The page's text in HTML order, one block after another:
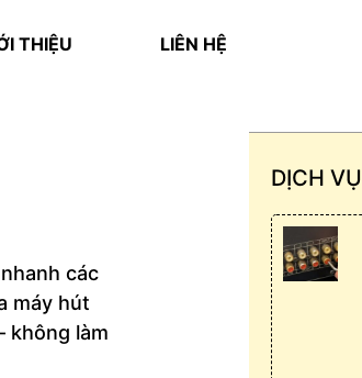
THIỆU LIÊN HỆ
các
máy hút
không làm
DỊCH